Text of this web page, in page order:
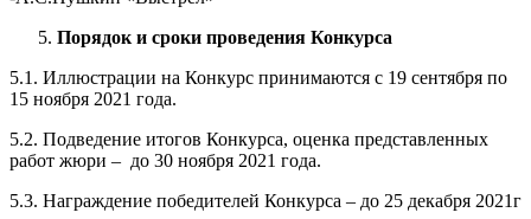
Порядок и сроки проведения Конкурса
5.1. Иллюстрации на Конкурс принимаются с 19 сентября по
15 ноября 2021 года.
5.2. Подведение итогов Конкурса, оценка представленных
работ жюри – до 30 ноября 2021 года.
5.3. Награждение победителей Конкурса – до 25 декабря 2021г